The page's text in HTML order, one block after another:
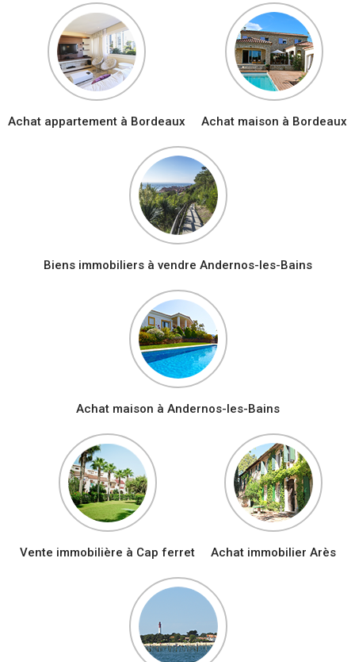
Achat appartement à Bordeaux Achat maison à Bordeaux
Biens immobiliers à vendre Andernos-les-Bains
Achat maison à Andernos-les-Bains
Vente immobilière à Cap ferret Achat immobilier Arès